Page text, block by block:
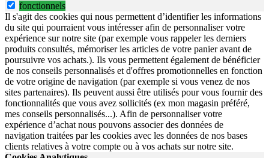
fonctionnels
Il s'agit des cookies qui nous permettent d’identifier les informations
du site qui pourraient vous intéresser afin de personnaliser votre
expérience sur notre site (par exemple vous rappeler les derniers
produits consultés, mémoriser les articles de votre panier avant de
poursuivre vos achats.). Ils vous permettent également de bénéficier
de nos conseils personnalisés et d'offres promotionnelles en fonction
de votre origine de navigation (par exemple si vous venez de nos
sites partenaires). Ils peuvent aussi être utilisés pour vous fournir des
fonctionnalités que vous avez sollicités (ex mon magasin préféré,
mes conseils personnalisés...). Afin de personnaliser votre
expérience d’achat nous pouvons associer des données de
navigation traitées par les cookies avec les données de nos bases
clients relatives à votre compte ou à vos achats sur notre site.